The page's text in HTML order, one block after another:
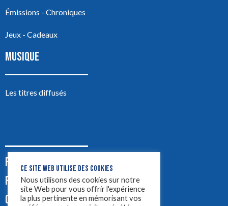
Émissions - Chroniques
Jeux - Cadeaux
MUSIQUE
Les titres diffusés
PODCASTS
PUB
CONTACT
CE SITE WEB UTILISE DES COOKIES
Nous utilisons des cookies sur notre
site Web pour vous offrir l'expérience
la plus pertinente en mémorisant vos